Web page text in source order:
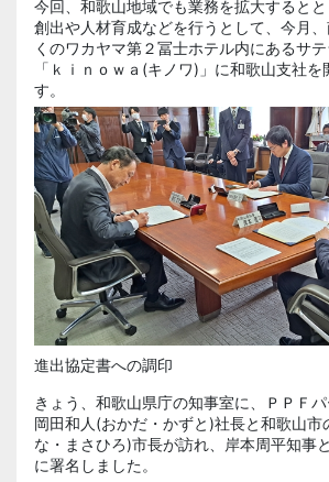
今回、和歌山地域でも業務を拡大すると
創出や人材育成などを行うとして、今月
くのワカヤマ第２冨士ホテル内にあるサ
「 ｋｉｎｏｗａ (キノワ)」に和歌山支社を
す。
進出協定書への調印
きょう、和歌山県庁の知事室に、ＰＰＦ
岡田和人 (おかだ・かずと)社長と和歌山市
な・まさひろ)市長が訪れ、岸本周平知事
に署名しました。